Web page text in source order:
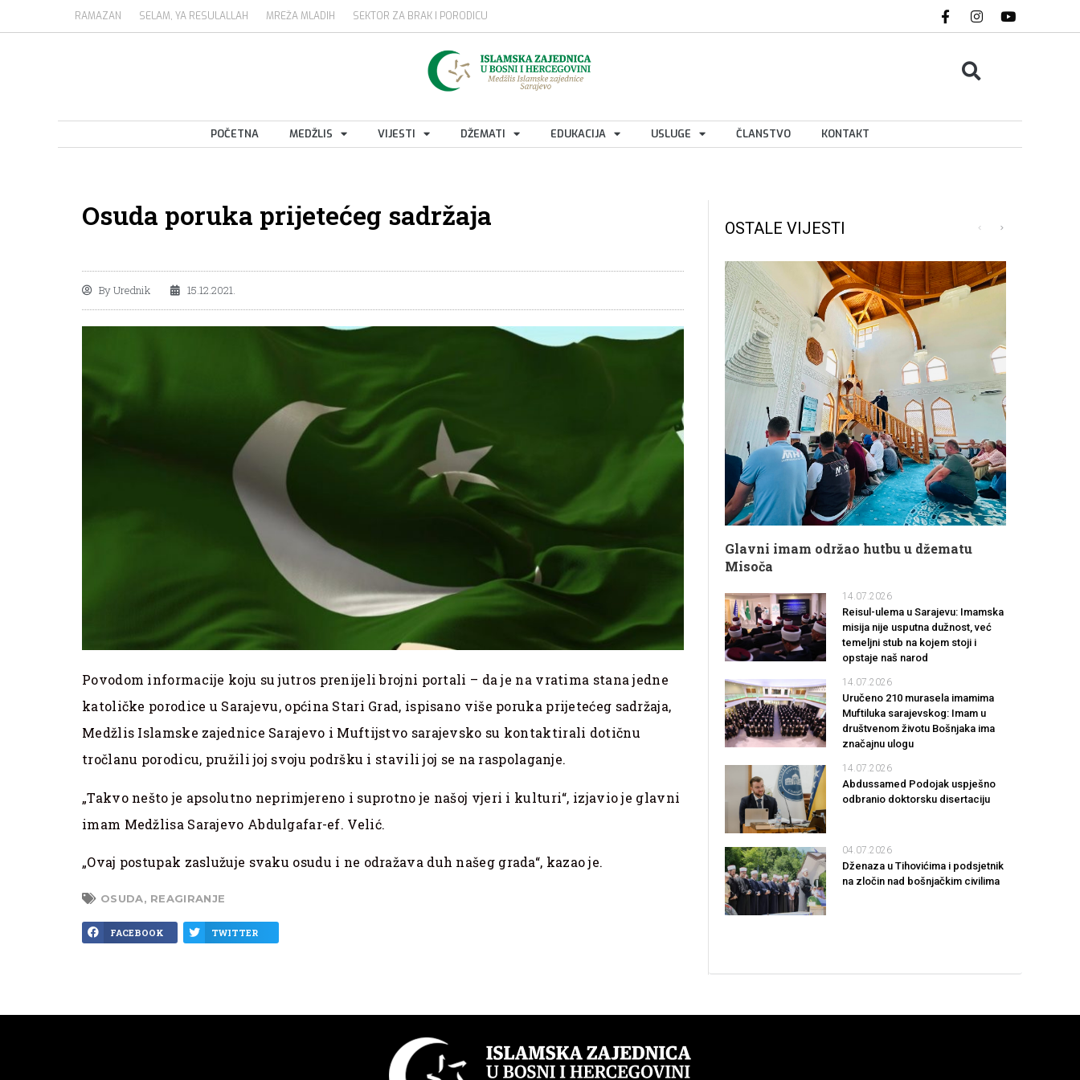
RAMAZAN SELAM, YA RESULALLAH MREŽA MLADIH SEKTOR ZA BRAK I PORODICU
POČETNA MEDŽLIS VIJESTI DŽEMATI EDUKACIJA USLUGE ČLANSTVO KONTAKT
Osuda poruka prijetećeg sadržaja
ByUrednik 15.12.2021.
Povodom informacije koju su jutros prenijeli brojni portali – da je na vratima stana jedne
katoličke porodice u Sarajevu, općina Stari Grad, ispisano više poruka prijetećeg sadržaja,
Medžlis Islamske zajednice Sarajevo i Muftijstvo sarajevsko su kontaktirali dotičnu
tročlanu porodicu, pružili joj svoju podršku i stavili joj se na raspolaganje.
„Takvo nešto je apsolutno neprimjereno i suprotno je našoj vjeri i kulturi“, izjavio je glavni
imam Medžlisa Sarajevo Abdulgafar-ef. Velić.
„Ovaj postupak zaslužuje svaku osudu i ne odražava duh našeg grada“, kazao je.
OSUDA, REAGIRANJE
FACEBOOK TWITTER
OSTALE VIJESTI
Glavni imam održao hutbu u džematu
Misoča
14.07.2026
Reisul-ulema u Sarajevu: Imamska
misija nije usputna dužnost, već
temeljni stub na kojem stoji i
opstaje naš narod
14.07.2026
Uručeno 210 murasela imamima
Muftiluka sarajevskog: Imam u
društvenom životu Bošnjaka ima
značajnu ulogu
14.07.2026
Abdussamed Podojak uspješno
odbranio doktorsku disertaciju
04.07.2026
Dženaza u Tihovićima i podsjetnik
na zločin nad bošnjačkim civilima